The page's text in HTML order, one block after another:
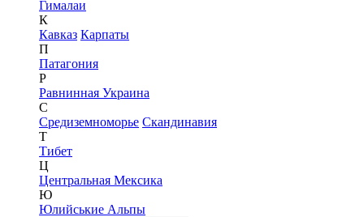
Гималаи
К
Кавказ Карпаты
П
Патагония
Р
Равнинная Украина
С
Средиземноморье Скандинавия
Т
Тибет
Ц
Центральная Мексика
Ю
Юлийськие Альпы